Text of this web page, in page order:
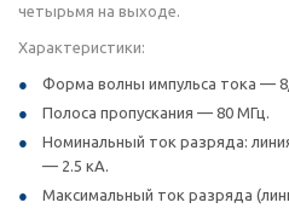
четырьмя на выходе.
Характеристики:
Форма волны импульса тока —
Полоса пропускания — 80 МГц.
Номинальный ток разряда:
— 2.5 кА.
Максимальный ток разряда